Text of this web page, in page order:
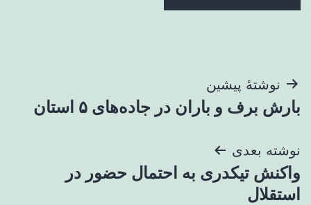
راهبری
نوشته
نوشتهٔ پیشین
بارش برف و باران در جاده‌های ۵ استان
نوشته بعدی
واکنش تیکدری به احتمال حضور در
استقلال